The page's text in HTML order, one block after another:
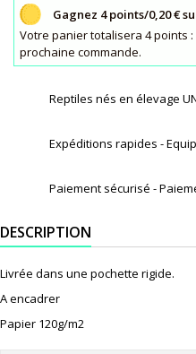
Gagnez 4 points/0,20 €
Votre panier totalisera 4 points
prochaine commande.
Reptiles nés en élevage
Expéditions rapides -
Paiement sécurisé -
DESCRIPTION
Livrée dans une pochette rigide.
A encadrer
Papier 120g/m2